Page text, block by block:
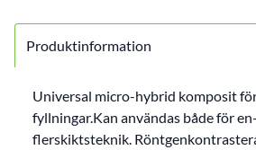
Produktinformation
Universal micro-hybrid komposit
fyllningar.Kan användas både för
flerskiktsteknik.